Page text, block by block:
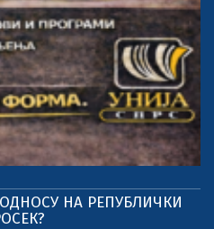
НА РЕПУБЛИЧКИ